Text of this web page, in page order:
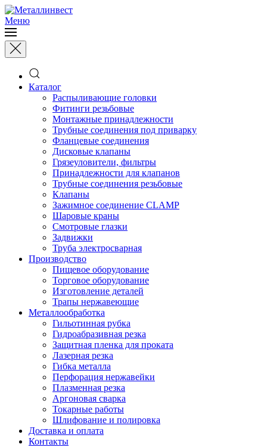
Меню
Каталог
Распыливающие головки
Фитинги резьбовые
Монтажные принадлежности
Трубные соединения под приварку
Фланцевые соединения
Дисковые клапаны
Грязеуловители, фильтры
Принадлежности для клапанов
Трубные соединения резьбовые
Клапаны
Зажимное соединение CLAMP
Шаровые краны
Смотровые глазки
Задвижки
Труба электросварная
Производство
Пищевое оборудование
Торговое оборудование
Изготовление деталей
Трапы нержавеющие
Металлообработка
Гильотинная рубка
Гидроабразивная резка
Защитная пленка для проката
Лазерная резка
Гибка металла
Перфорация нержавейки
Плазменная резка
Аргоновая сварка
Токарные работы
Шлифование и полировка
Доставка и оплата
Контакты